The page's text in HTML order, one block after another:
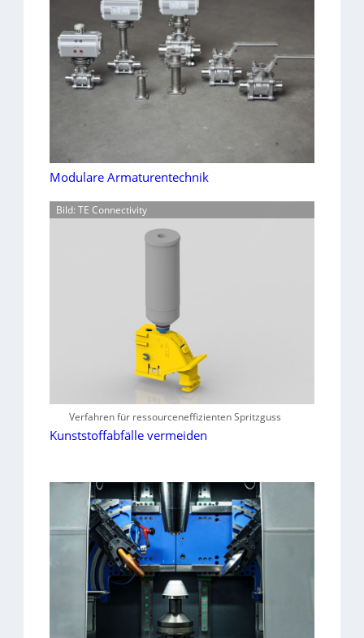
Modulare Armaturentechnik
Bild: TE Connectivity
Verfahren für ressourceneffizienten Spritzguss
Kunststoffabfälle vermeiden